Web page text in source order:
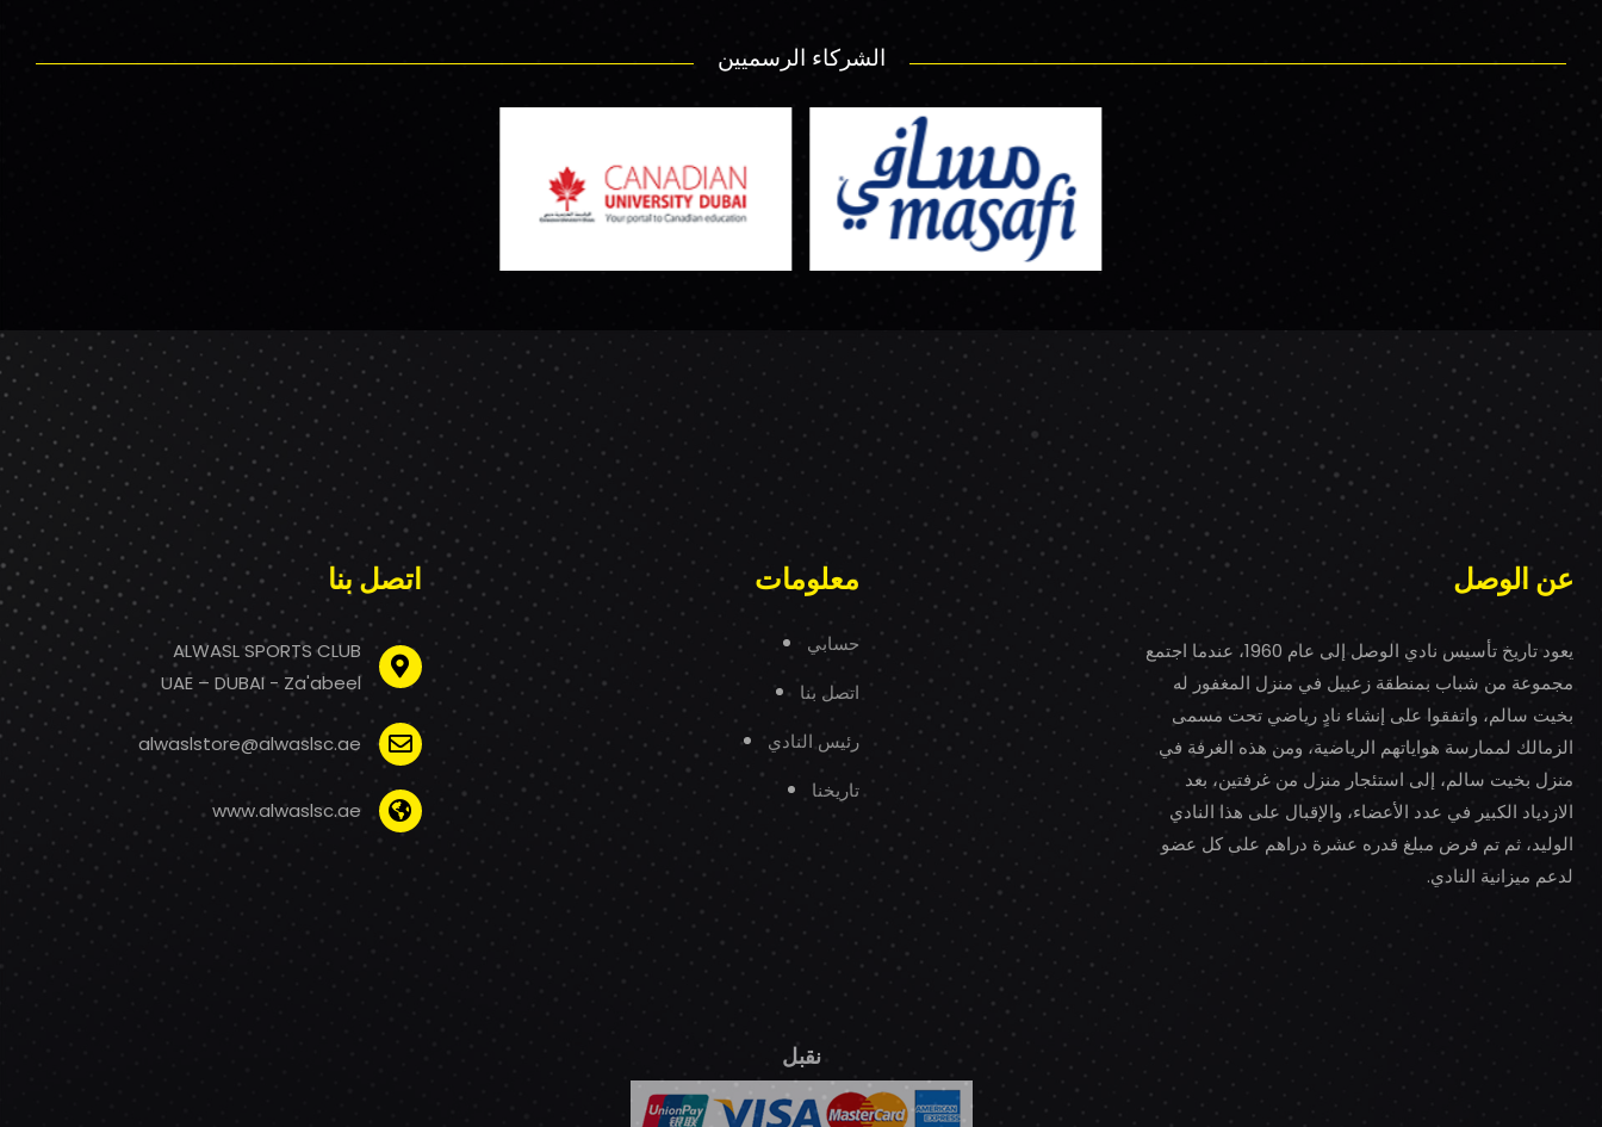
الشركاء الرسميين
عن الوصل
يعود تاريخ تأسيس نادي الوصل إلى عام 1960، عندما اجتمع
مجموعة من شباب بمنطقة زعبيل في منزل المغفور له
بخيت سالم، واتفقوا على إنشاء نادٍ رياضي تحت مسمى
الزمالك لممارسة هواياتهم الرياضية، ومن هذه الغرفة في
منزل بخيت سالم، إلى استئجار منزل من غرفتين، بعد
الازدياد الكبير في عدد الأعضاء، والإقبال على هذا النادي
الوليد، ثم تم فرض مبلغ قدره عشرة دراهم على كل عضو
لدعم ميزانية النادي.
معلومات
حسابي
اتصل بنا
رئيس النادي
تاريخنا
اتصل بنا
ALWASL SPORTS CLUB
UAE – DUBAI - Za'abeel
alwaslstore@alwaslsc.ae
www.alwaslsc.ae
نقبل